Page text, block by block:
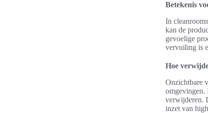
Betekenis
In
kan de
gevoelige
vervuiling is
Hoe
Onzichtbare
omgevingen.
verwijderen.
inzet van